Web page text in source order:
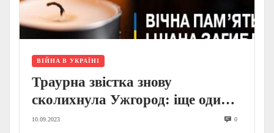
ВІЙНА В УКРАЇНІ
Траурна звістка знову
сколихнула Ужгород: іще один
молодий захисник поповнив
10.09.2023 0